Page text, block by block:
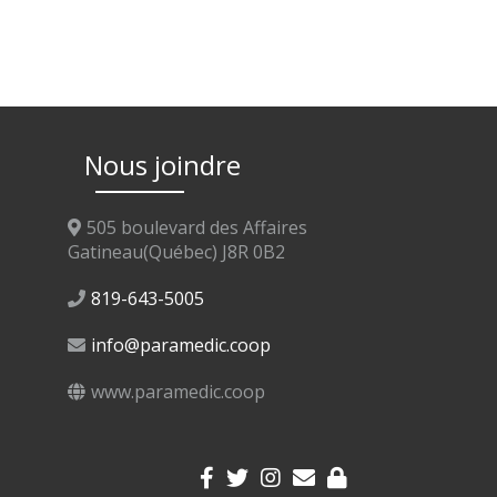
Nous joindre
505 boulevard des Affaires
Gatineau(Québec) J8R 0B2
819-643-5005
info@paramedic.coop
www.paramedic.coop